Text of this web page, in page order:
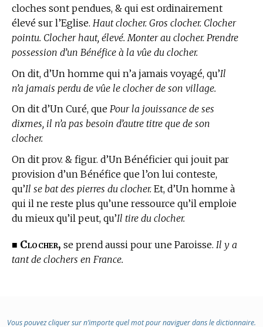
cloches sont pendues, & qui est ordinairement
élevé sur l’Eglise. Haut clocher. Gros clocher. Clocher
pointu. Clocher haut, élevé. Monter au clocher. Prendre
possession d’un Bénéfice à la vûe du clocher.
On dit, d’Un homme qui n’a jamais voyagé, qu’Il
n’a jamais perdu de vûe le clocher de son village.
On dit d’Un Curé, que Pour la jouissance de ses
dixmes, il n’a pas besoin d’autre titre que de son
clocher.
On dit prov. & figur. d’Un Bénéficier qui jouit par
provision d’un Bénéfice que l’on lui conteste,
qu’Il se bat des pierres du clocher. Et, d’Un homme à
qui il ne reste plus qu’une ressource qu’il emploie
du mieux qu’il peut, qu’Il tire du clocher.
■ Clocher, se prend aussi pour une Paroisse. Il y a
tant de clochers en France.
Vous pouvez cliquer sur n’importe quel mot pour naviguer dans le dictionnaire.